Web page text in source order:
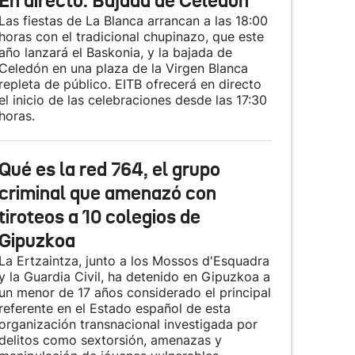
fiestas de La Blanca arrancan a las 18:00
con el tradicional chupinazo, que este
lanzará el Baskonia, y la bajada de
en una plaza de la Virgen Blanca
de público. EITB ofrecerá en directo
inicio de las celebraciones desde las 17:30
es la red 764, el grupo
que amenazó con
a 10 colegios de
Ertzaintza, junto a los Mossos d'Esquadra
la Guardia Civil, ha detenido en Gipuzkoa a
menor de 17 años considerado el principal
en el Estado español de esta
transnacional investigada por
como sextorsión, amenazas y